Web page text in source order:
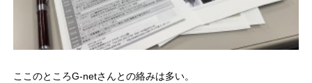
ここのところG-netさんとの絡みは多い。